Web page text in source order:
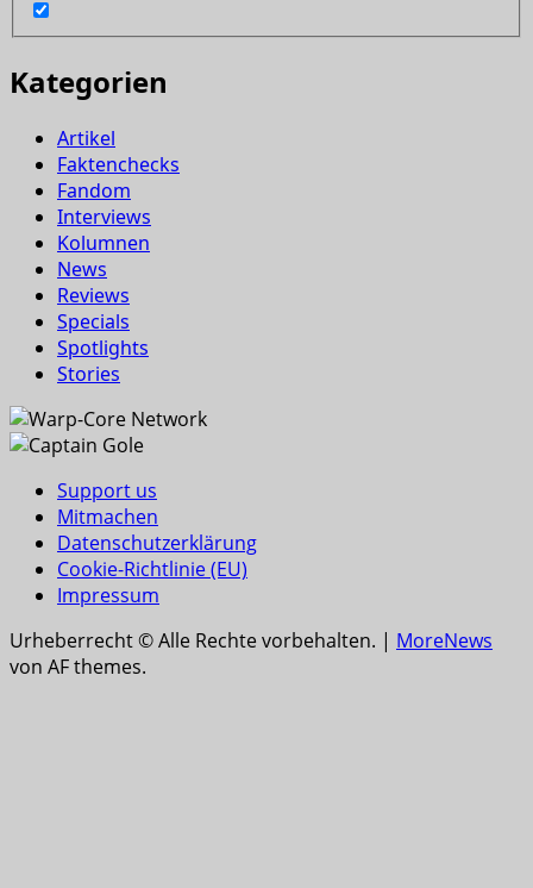
Kategorien
Artikel
Faktenchecks
Fandom
Interviews
Kolumnen
News
Reviews
Specials
Spotlights
Stories
Support us
Mitmachen
Datenschutzerklärung
Cookie-Richtlinie (EU)
Impressum
Urheberrecht © Alle Rechte vorbehalten. | MoreNews
von AF themes.